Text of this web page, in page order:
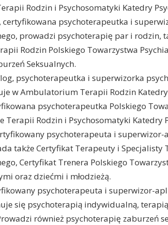
Rodzin i Psychosomatyki Katedry
psychoterapeutka i
prowadzi psychoterapię par i rodzin,
Rodzin Polskiego Towarzystwa
Seksualnych.
psychoterapeutka i superwizorka
w Ambulatorium Terapii Rodzin Katedry
psychoterapeutka Polskiego
Terapii Rodzin i Psychosomatyki Katedry
psychoterapeuta i superwizor-
także Certyfikat Terapeuty i Specjalisty
Certyfikat Trenera Polskiego
oraz dziećmi i młodzieżą.
psychoterapeuta i superwizor-
się psychoterapią indywidualną,
również psychoterapię zaburzeń